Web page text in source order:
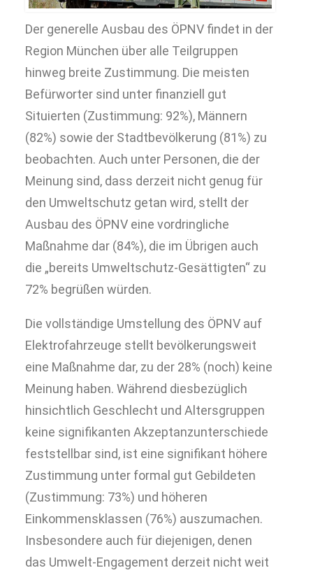
Der generelle Ausbau des ÖPNV findet in der
Region München über alle Teilgruppen
hinweg breite Zustimmung. Die meisten
Befürworter sind unter finanziell gut
Situierten (Zustimmung: 92%), Männern
(82%) sowie der Stadtbevölkerung (81%) zu
beobachten. Auch unter Personen, die der
Meinung sind, dass derzeit nicht genug für
den Umweltschutz getan wird, stellt der
Ausbau des ÖPNV eine vordringliche
Maßnahme dar (84%), die im Übrigen auch
die „bereits Umweltschutz-Gesättigten“ zu
72% begrüßen würden.
Die vollständige Umstellung des ÖPNV auf
Elektrofahrzeuge stellt bevölkerungsweit
eine Maßnahme dar, zu der 28% (noch) keine
Meinung haben. Während diesbezüglich
hinsichtlich Geschlecht und Altersgruppen
keine signifikanten Akzeptanzunterschiede
feststellbar sind, ist eine signifikant höhere
Zustimmung unter formal gut Gebildeten
(Zustimmung: 73%) und höheren
Einkommensklassen (76%) auszumachen.
Insbesondere auch für diejenigen, denen
das Umwelt-Engagement derzeit nicht weit